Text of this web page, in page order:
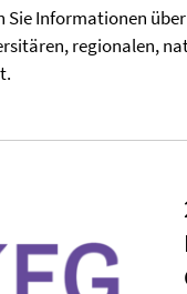
Sie Informationen
regionalen,